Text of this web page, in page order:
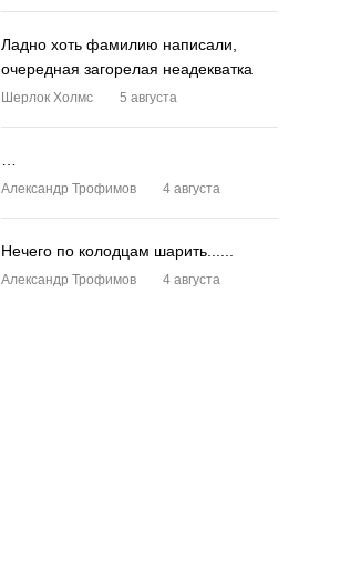
Ладно хоть фамилию написали,
очередная загорелая неадекватка
Шерлок Холмс 5 августа
Александр Трофимов 4 августа
Нечего по колодцам шарить......
Александр Трофимов 4 августа